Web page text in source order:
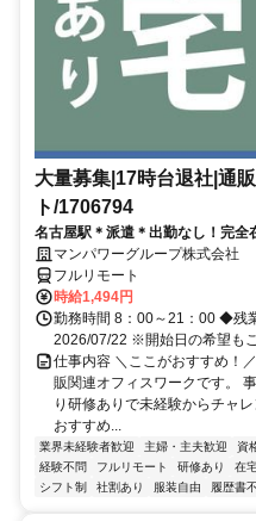
大量募集|17時台退社|通
ト/1706794
名古屋駅＊派遣＊出勤なし！完
サポート／在宅勤務あり／17時台
マンパワーグループ株式会社
フルリモート
時給1,494円
勤務時間 8：00～21：00 ◆残
2026/07/22 ※開始日の希望も
仕事内容 ＼ここがおすすめ！
販関連オフィスワークです。
り研修ありで未経験からチャ
おすすめ...
業界未経験者歓迎 主婦・主夫歓迎 資
経験不問
フルリモート 研修あり 在
シフト制
社割あり 服装自由 履歴書